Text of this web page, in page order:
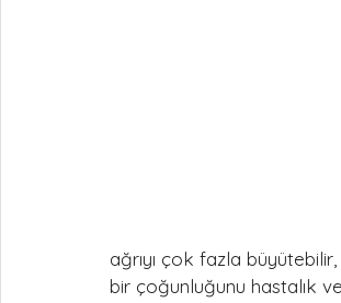
ağrıyı çok fazla
bir çoğunluğunu hastalık